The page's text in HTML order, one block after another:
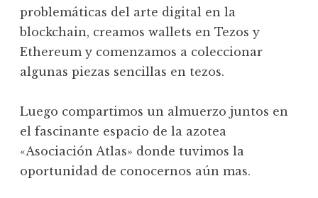
problemáticas del arte digital en la
blockchain, creamos wallets en Tezos y
Ethereum y comenzamos a coleccionar
algunas piezas sencillas en tezos.
Luego compartimos un almuerzo juntos en
el fascinante espacio de la azotea
«Asociación Atlas» donde tuvimos la
oportunidad de conocernos aún mas.